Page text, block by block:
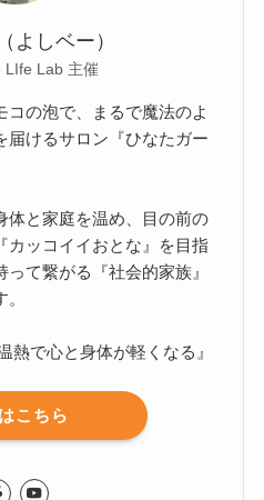
よしベー）
LIfe Lab 主催
コの泡で、まるで魔法のよ
届けるサロン『ひなたガー
体と家庭を温め、目の前の
カッコイイおとな』を目指
て繋がる『社会的家族』
熱で心と身体が軽くなる』
こちら